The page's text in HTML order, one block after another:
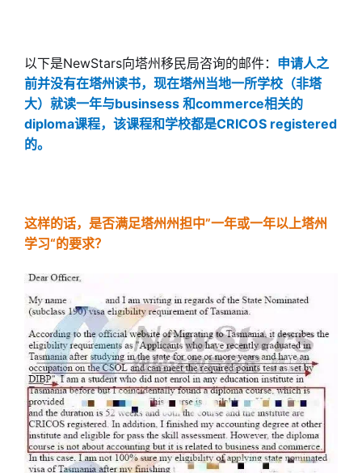
以下是NewStars向塔州移民局咨询的邮件： 申请人之
前并没有在塔州读书，现在塔州当地一所学校（非塔
大）就读一年与businsess 和commerce相关的
diploma课程，该课程和学校都是CRICOS registered
的。
这样的话，是否满足塔州州担中”一年或一年以上塔州
学习“的要求？